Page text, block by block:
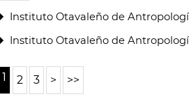
Instituto Otavaleño de
Instituto Otavaleño de
1 2 3 > >>